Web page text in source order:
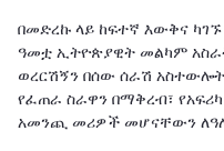
በመድረኩ ላይ ከፍተኛ እውቅና
ዓመቷ ኢትዮጵያዊት መልካም አስራት
ወረርሽኝን በሰው ሰራሽ
የፈጠራ ስራዋን በማቅረብ፣
አመንጪ መሪዎች መሆናቸውን